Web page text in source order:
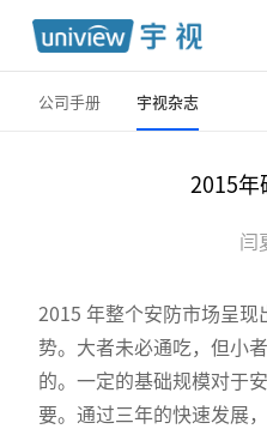
公司手册 宇视杂志
2015年
闫
2015 年整个安防市场呈
势。大者未必通吃，但小
的。一定的基础规模对于
要。通过三年的快速发展